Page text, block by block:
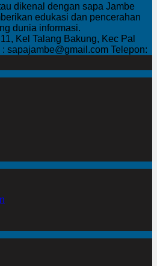
dikenal dengan sapa Jambe
edukasi dan pencerahan
dunia informasi.
Kel Talang Bakung, Kec Pal
sapajambe@gmail.com Telepon: